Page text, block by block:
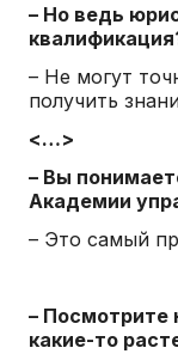
– Но ведь
– Не могут
получить
<…>
– Вы
Академии
– Это самый
– Посмотрите
какие-то